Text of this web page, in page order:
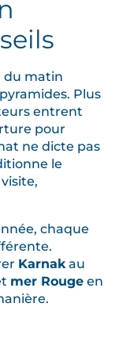
du matin
Plus
entrent
pour
ne dicte pas
le
chaque
Karnakau
mer Rouge en